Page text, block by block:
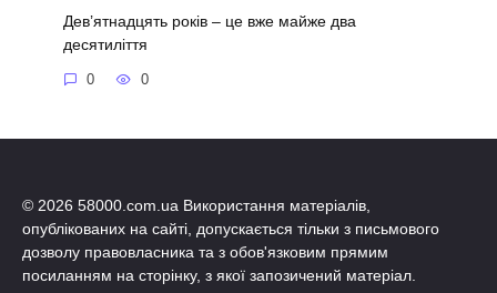
Дев’ятнадцять років – це вже майже два
десятиліття
0 0
© 2026 58000.com.ua Використання матеріалів,
опублікованих на сайті, допускається тільки з письмового
дозволу правовласника та з обов'язковим прямим
посиланням на сторінку, з якої запозичений матеріал.